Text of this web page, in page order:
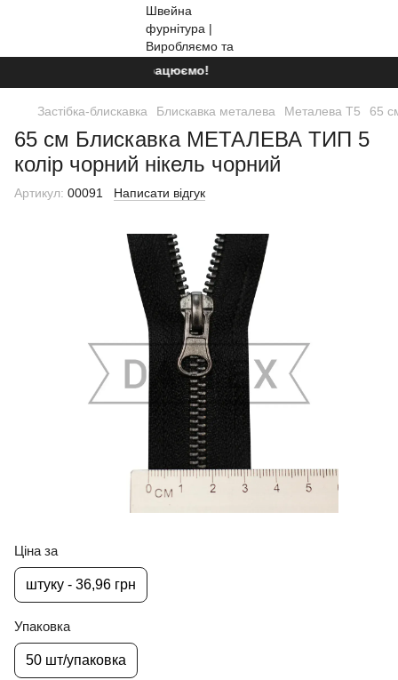
Ми працюємо!
Застібка-блискавка Блискавка металева Металева Т5 65
65 см Блискавка МЕТАЛЕВА ТИП 5
колір чорний нікель чорний
Артикул: 00091 Написати відгук
Ціна за
штуку - 36,96 грн
Упаковка
50 шт/упаковка